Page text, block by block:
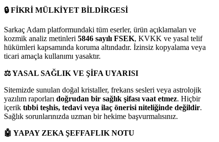
🔒FİKRİ MÜLKİYET BİLDİRGESİ
Sarkaç Adam platformundaki tüm eserler, ürün açıklamaları ve
kozmik analiz metinleri 5846 sayılı FSEK, KVKK ve yasal telif
hükümleri kapsamında koruma altındadır. İzinsiz kopyalama veya
ticari amaçla kullanımı yasaktır.
⚖️YASAL SAĞLIK VE ŞİFA UYARISI
Sitemizde sunulan doğal kristaller, frekans sesleri veya astrolojik
yazılım raporları doğrudan bir sağlık şifası vaat etmez. Hiçbir
içerik tıbbi teşhis, tedavi veya ilaç önerisi niteliğinde değildir.
Sağlık sorunlarınızda uzman bir hekime başvurmalısınız.
🤖 YAPAY ZEKA ŞEFFAFLIK NOTU